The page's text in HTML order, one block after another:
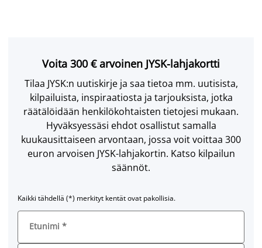
Voita 300 € arvoinen JYSK-lahjakortti
Tilaa JYSK:n uutiskirje ja saa tietoa mm. uutisista,
kilpailuista, inspiraatiosta ja tarjouksista, jotka
räätälöidään henkilökohtaisten tietojesi mukaan.
Hyväksyessäsi ehdot osallistut samalla
kuukausittaiseen arvontaan, jossa voit voittaa 300
euron arvoisen JYSK-lahjakortin. Katso kilpailun
säännöt.
Kaikki tähdellä (*) merkityt kentät ovat pakollisia.
Etunimi *